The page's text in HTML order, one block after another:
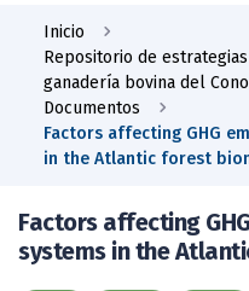
Inicio
Repositorio de
ganadería bovina del
Documentos
Factors affecting GHG
in the Atlantic forest
Factors affecting
systems in the